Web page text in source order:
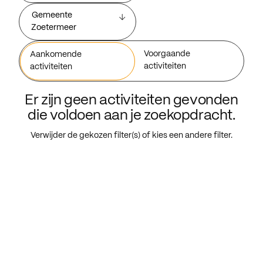
Gemeente
Zoetermeer
Aankomende
activiteiten
Voorgaande
activiteiten
Er zijn geen activiteiten gevonden
die voldoen aan je zoekopdracht.
Verwijder de gekozen filter(s) of kies een andere filter.